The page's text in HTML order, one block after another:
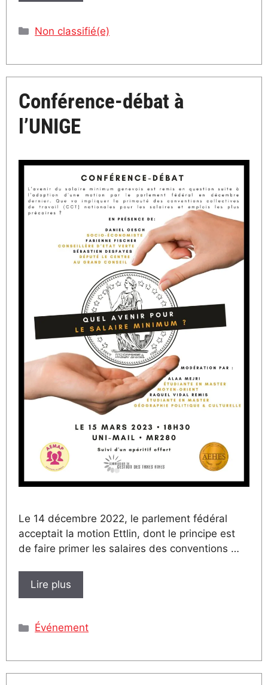
Catégories
Non classifié(e)
Conférence-débat à
l’UNIGE
Le 14 décembre 2022, le parlement fédéral
acceptait la motion Ettlin, dont le principe est
de faire primer les salaires des conventions …
Lire plus
Catégories
Événement